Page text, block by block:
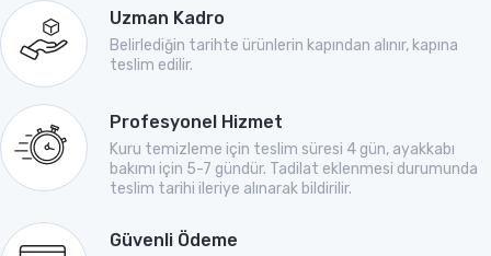
Uzman Kadro
Belirlediğin tarihte ürünlerin kapından alınır, kapına
teslim edilir.
Profesyonel Hizmet
Kuru temizleme için teslim süresi 4 gün, ayakkabı
bakımı için 5-7 gündür. Tadilat eklenmesi durumunda
teslim tarihi ileriye alınarak bildirilir.
Güvenli Ödeme